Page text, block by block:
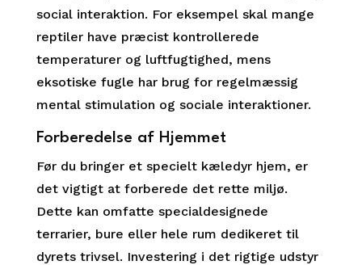
social interaktion. For eksempel skal mange
reptiler have præcist kontrollerede
temperaturer og luftfugtighed, mens
eksotiske fugle har brug for regelmæssig
mental stimulation og sociale interaktioner.
Forberedelse af Hjemmet
Før du bringer et specielt kæledyr hjem, er
det vigtigt at forberede det rette miljø.
Dette kan omfatte specialdesignede
terrarier, bure eller hele rum dedikeret til
dyrets trivsel. Investering i det rigtige udstyr